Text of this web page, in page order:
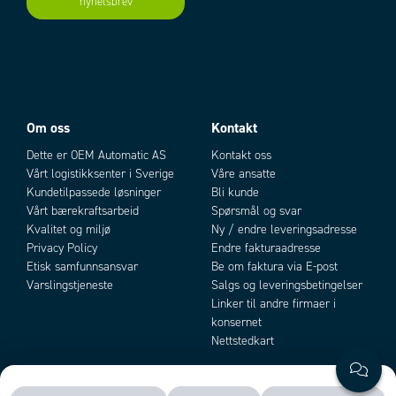
Add to existing cart row
Om oss
Dette er OEM Automatic AS
Vårt logistikksenter i Sverige
Kundetilpassede løsninger
Vårt bærekraftsarbeid
Kvalitet og miljø
Privacy Policy
Etisk samfunnsansvar
Varslingstjeneste
Kontakt
Kontakt oss
Våre ansatte
Bli kunde
Spørsmål og svar
Ny / endre leveringsadresse
Endre fakturaadresse
Be om faktura via E-post
Salgs og leveringsbetingelser
Linker til andre firmaer i
konsernet
Nettstedkart